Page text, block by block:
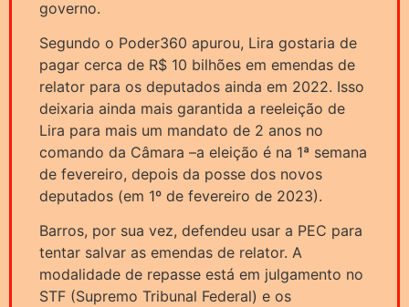
governo.
Segundo o Poder360 apurou, Lira gostaria de
pagar cerca de R$ 10 bilhões em emendas de
relator para os deputados ainda em 2022. Isso
deixaria ainda mais garantida a reeleição de
Lira para mais um mandato de 2 anos no
comando da Câmara –a eleição é na 1ª semana
de fevereiro, depois da posse dos novos
deputados (em 1º de fevereiro de 2023).
Barros, por sua vez, defendeu usar a PEC para
tentar salvar as emendas de relator. A
modalidade de repasse está em julgamento no
STF (Supremo Tribunal Federal) e os